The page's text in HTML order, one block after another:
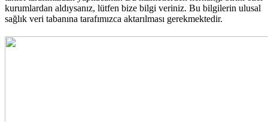
kurumlardan aldıysanız, lütfen bize bilgi veriniz. Bu bilgilerin ulusal
sağlık veri tabanına tarafımızca aktarılması gerekmektedir.